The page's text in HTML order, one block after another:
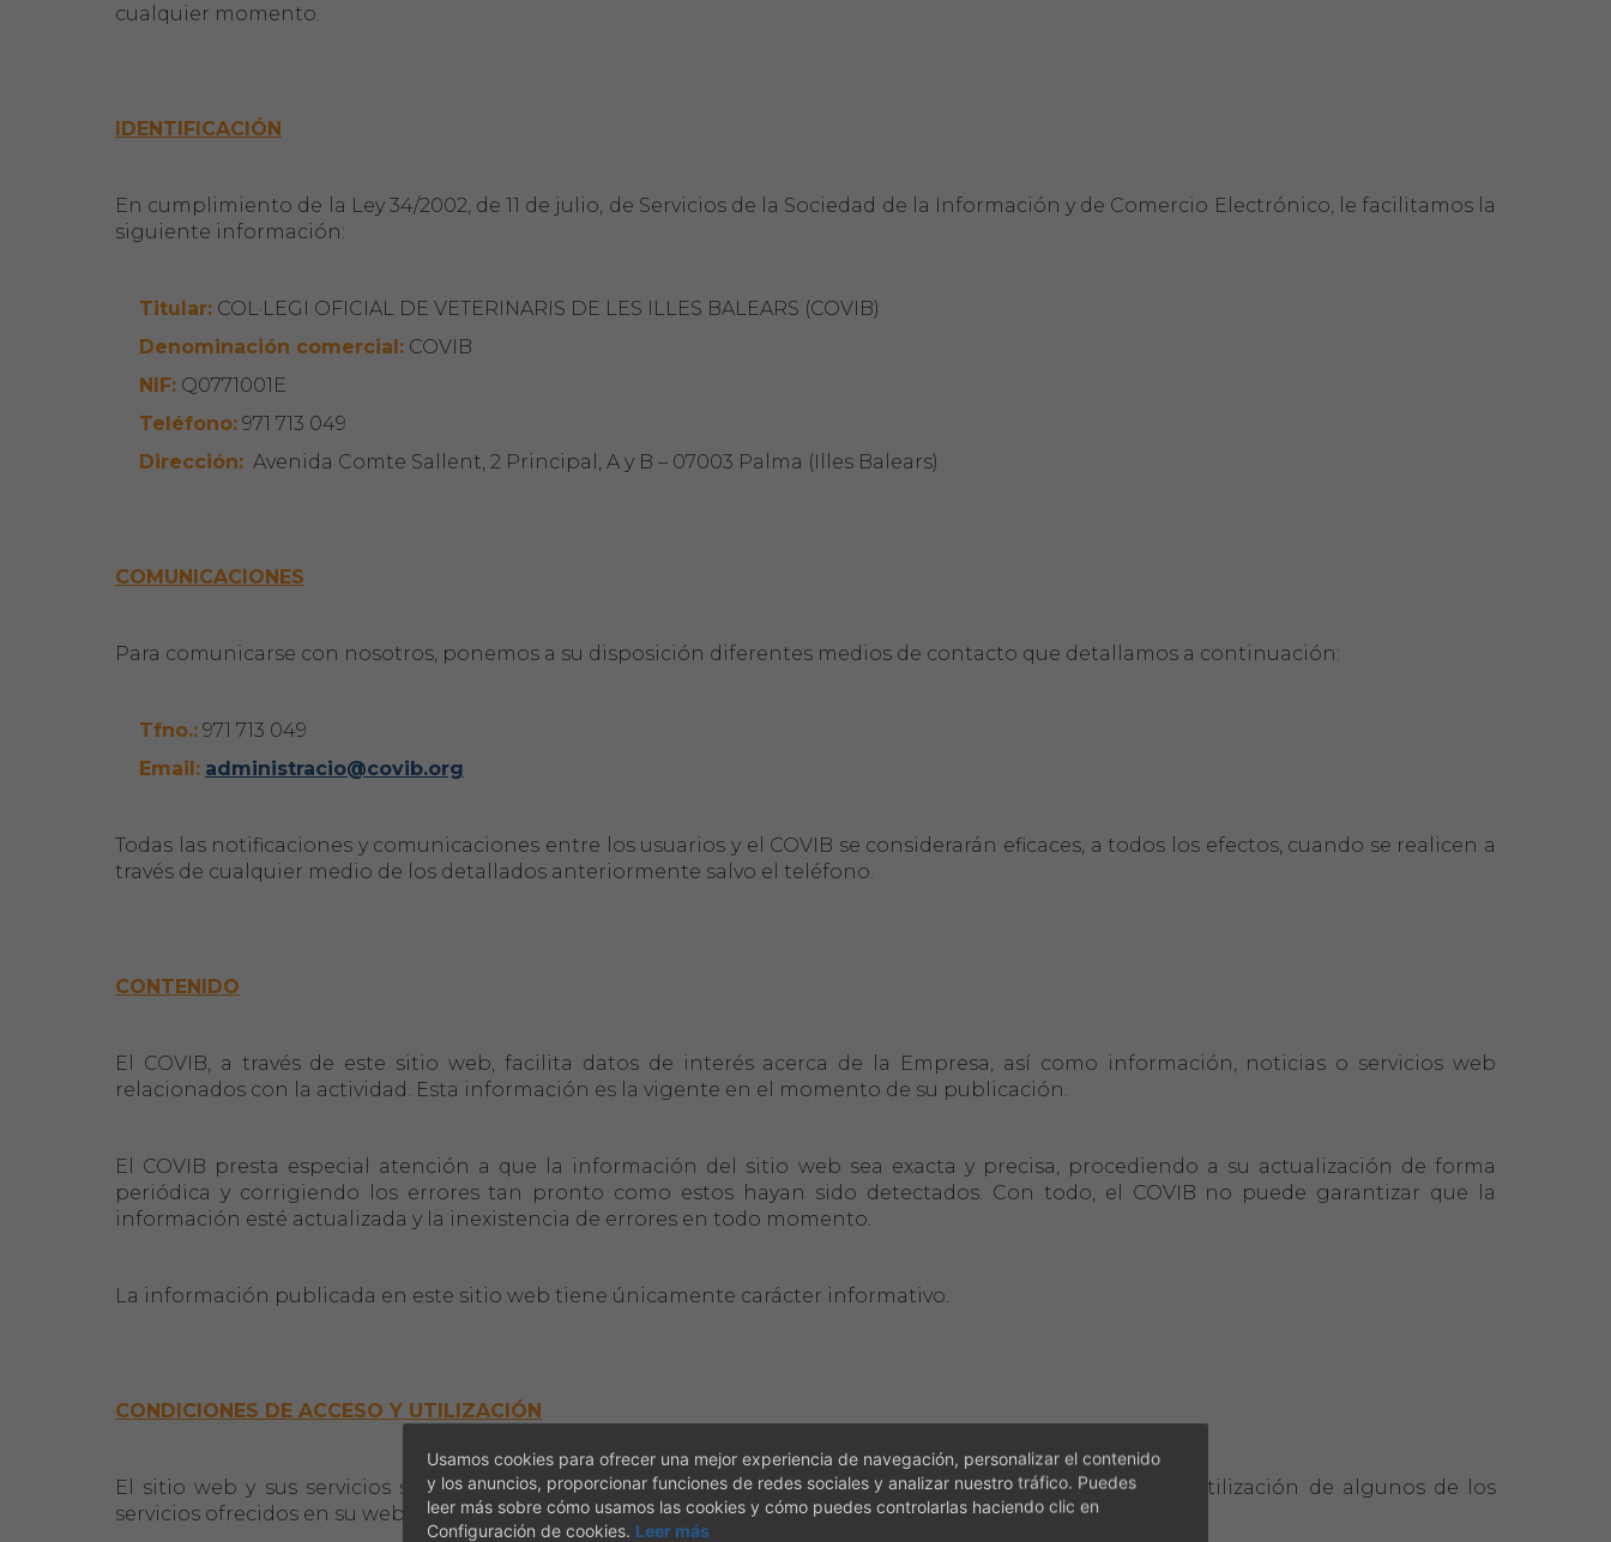
cualquier momento.
IDENTIFICACIÓN
En cumplimiento de la Ley 34/2002, de 11 de julio, de Servicios de la Sociedad de la Información y de Comercio Electrónico, le facilitamos la
siguiente información:
Titular: COL·LEGI OFICIAL DE VETERINARIS DE LES ILLES BALEARS (COVIB)
Denominación comercial: COVIB
NIF: Q0771001E
Teléfono: 971 713 049
Dirección: Avenida Comte Sallent, 2 Principal, A y B – 07003 Palma (Illes Balears)
COMUNICACIONES
Para comunicarse con nosotros, ponemos a su disposición diferentes medios de contacto que detallamos a continuación:
Tfno.: 971 713 049
Email: administracio@covib.org
Todas las notificaciones y comunicaciones entre los usuarios y el COVIB se considerarán eficaces, a todos los efectos, cuando se realicen a
través de cualquier medio de los detallados anteriormente salvo el teléfono.
CONTENIDO
El COVIB, a través de este sitio web, facilita datos de interés acerca de la Empresa, así como información, noticias o servicios web
relacionados con la actividad. Esta información es la vigente en el momento de su publicación.
El COVIB presta especial atención a que la información del sitio web sea exacta y precisa, procediendo a su actualización de forma
periódica y corrigiendo los errores tan pronto como estos hayan sido detectados. Con todo, el COVIB no puede garantizar que la
información esté actualizada y la inexistencia de errores en todo momento.
La información publicada en este sitio web tiene únicamente carácter informativo.
CONDICIONES DE ACCESO Y UTILIZACIÓN
El sitio web y sus servicios son de acceso libre y gratuito. No obstante, el COVIB puede condicionar la utilización de algunos de los
servicios ofrecidos en su web a la previa cumplimentación del correspondiente formulario.
Usamos cookies para ofrecer una mejor experiencia de navegación, personalizar el contenido
y los anuncios, proporcionar funciones de redes sociales y analizar nuestro tráfico. Puedes
leer más sobre cómo usamos las cookies y cómo puedes controlarlas haciendo clic en
Configuración de cookies. Leer más